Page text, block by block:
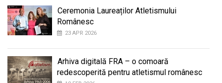
Ceremonia Laureaților Atletismului
Românesc
23 APR 2026
Arhiva digitală FRA – o comoară
redescoperită pentru atletismul românesc